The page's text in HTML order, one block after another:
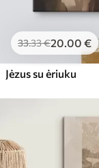
33.33€20.00 €
Jėzus su ėriuku